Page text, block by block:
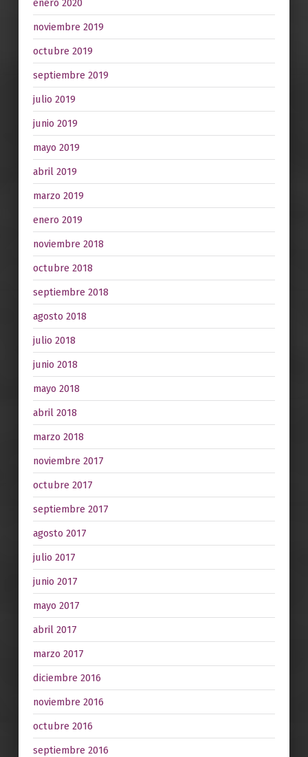
noviembre 2019
octubre 2019
septiembre 2019
julio 2019
junio 2019
mayo 2019
abril 2019
marzo 2019
enero 2019
noviembre 2018
octubre 2018
septiembre 2018
agosto 2018
julio 2018
junio 2018
mayo 2018
abril 2018
marzo 2018
noviembre 2017
octubre 2017
septiembre 2017
agosto 2017
julio 2017
junio 2017
mayo 2017
abril 2017
marzo 2017
diciembre 2016
noviembre 2016
octubre 2016
septiembre 2016